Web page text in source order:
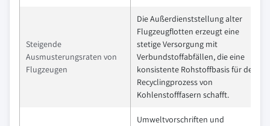
Steigende
Ausmusterungsraten von
Flugzeugen
Die Außerdienststellung alter
Flugzeugflotten erzeugt eine
stetige Versorgung mit
Verbundstoffabfällen, die eine
konsistente Rohstoffbasis für den
Recyclingprozess von
Kohlenstofffasern schafft.
Umweltvorschriften und